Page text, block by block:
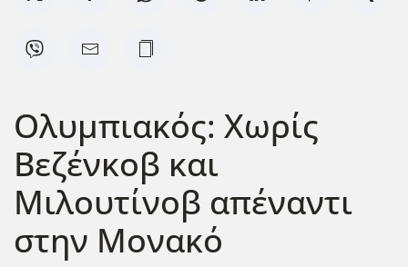
Ολυμπιακός: Χωρίς
Βεζένκοβ και
Μιλουτίνοβ απέναντι
στην Μονακό